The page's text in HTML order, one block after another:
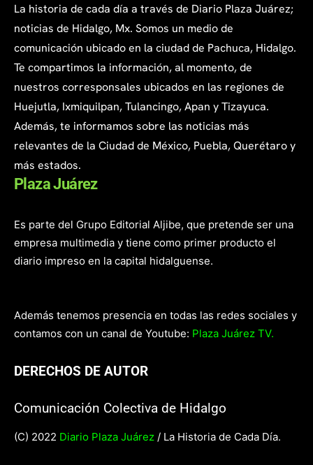
La historia de cada día a través de Diario Plaza Juárez;
noticias de Hidalgo, Mx. Somos un medio de
comunicación ubicado en la ciudad de Pachuca, Hidalgo.
Te compartimos la información, al momento, de
nuestros corresponsales ubicados en las regiones de
Huejutla, Ixmiquilpan, Tulancingo, Apan y Tizayuca.
Además, te informamos sobre las noticias más
relevantes de la Ciudad de México, Puebla, Querétaro y
más estados.
Plaza Juárez
Es parte del Grupo Editorial Aljibe, que pretende ser una
empresa multimedia y tiene como primer producto el
diario impreso en la capital hidalguense.
Además tenemos presencia en todas las redes sociales y
contamos con un canal de Youtube: Plaza Juárez TV.
DERECHOS DE AUTOR
Comunicación Colectiva de Hidalgo
(C) 2022 Diario Plaza Juárez / La Historia de Cada Día.